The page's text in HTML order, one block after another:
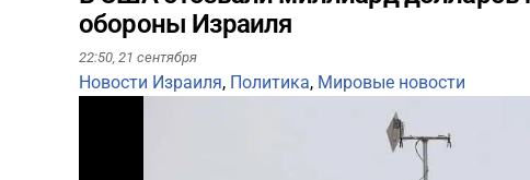
обороны Израиля
22:50, 21 сентября
Новости Израиля, Политика, Мировые новости